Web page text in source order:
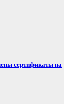
сертификаты на